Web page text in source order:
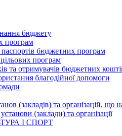
бюджету
програм
бюджетних програм
програм
та отримувачів бюджетних
благодійної допомоги
(закладів) та організацій,
(заклади) та організації
І СПОРТ